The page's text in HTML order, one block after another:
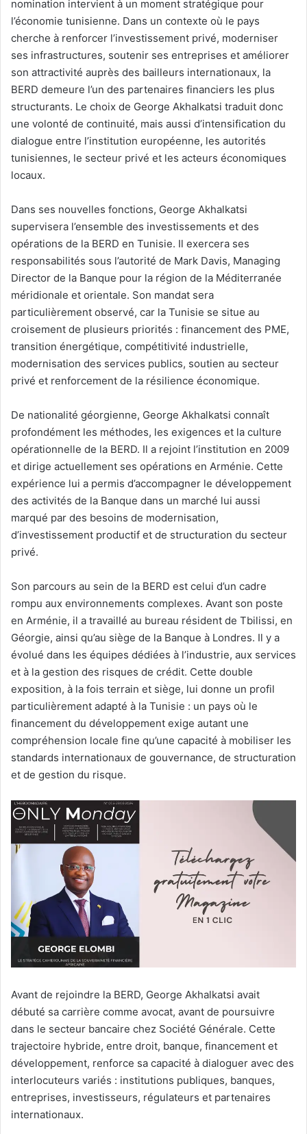
nomination intervient à un moment stratégique pour
l’économie tunisienne. Dans un contexte où le pays
cherche à renforcer l’investissement privé, moderniser
ses infrastructures, soutenir ses entreprises et améliorer
son attractivité auprès des bailleurs internationaux, la
BERD demeure l’un des partenaires financiers les plus
structurants. Le choix de George Akhalkatsi traduit donc
une volonté de continuité, mais aussi d’intensification du
dialogue entre l’institution européenne, les autorités
tunisiennes, le secteur privé et les acteurs économiques
locaux.
Dans ses nouvelles fonctions, George Akhalkatsi
supervisera l’ensemble des investissements et des
opérations de la BERD en Tunisie. Il exercera ses
responsabilités sous l’autorité de Mark Davis, Managing
Director de la Banque pour la région de la Méditerranée
méridionale et orientale. Son mandat sera
particulièrement observé, car la Tunisie se situe au
croisement de plusieurs priorités : financement des PME,
transition énergétique, compétitivité industrielle,
modernisation des services publics, soutien au secteur
privé et renforcement de la résilience économique.
De nationalité géorgienne, George Akhalkatsi connaît
profondément les méthodes, les exigences et la culture
opérationnelle de la BERD. Il a rejoint l’institution en 2009
et dirige actuellement ses opérations en Arménie. Cette
expérience lui a permis d’accompagner le développement
des activités de la Banque dans un marché lui aussi
marqué par des besoins de modernisation,
d’investissement productif et de structuration du secteur
privé.
Son parcours au sein de la BERD est celui d’un cadre
rompu aux environnements complexes. Avant son poste
en Arménie, il a travaillé au bureau résident de Tbilissi, en
Géorgie, ainsi qu’au siège de la Banque à Londres. Il y a
évolué dans les équipes dédiées à l’industrie, aux services
et à la gestion des risques de crédit. Cette double
exposition, à la fois terrain et siège, lui donne un profil
particulièrement adapté à la Tunisie : un pays où le
financement du développement exige autant une
compréhension locale fine qu’une capacité à mobiliser les
standards internationaux de gouvernance, de structuration
et de gestion du risque.
Avant de rejoindre la BERD, George Akhalkatsi avait
débuté sa carrière comme avocat, avant de poursuivre
dans le secteur bancaire chez Société Générale. Cette
trajectoire hybride, entre droit, banque, financement et
développement, renforce sa capacité à dialoguer avec des
interlocuteurs variés : institutions publiques, banques,
entreprises, investisseurs, régulateurs et partenaires
internationaux.